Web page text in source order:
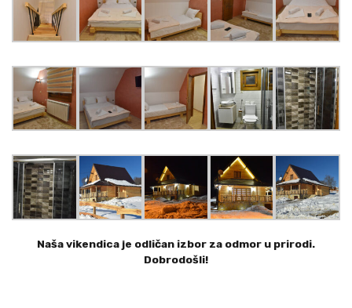
Naša vikendica je odličan izbor za odmor u prirodi.
Dobrodošli!